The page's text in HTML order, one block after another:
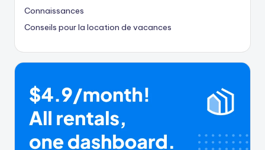
Connaissances
Conseils pour la location de vacances